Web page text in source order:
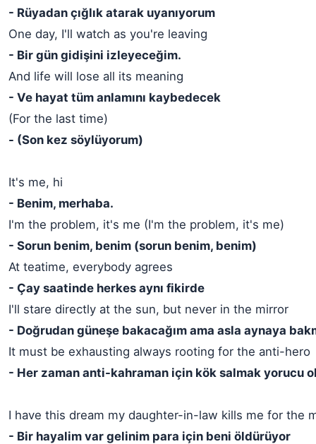
- Rüyadan çığlık atarak uyanıyorum
One day, I'll watch as you're leaving
- Bir gün gidişini izleyeceğim.
And life will lose all its meaning
- Ve hayat tüm anlamını kaybedecek
(For the last time)
- (Son kez söylüyorum)
It's me, hi
- Benim, merhaba.
I'm the problem, it's me (I'm the problem, it's me)
- Sorun benim, benim (sorun benim, benim)
At teatime, everybody agrees
- Çay saatinde herkes aynı fikirde
I'll stare directly at the sun, but never in the mirror
- Doğrudan güneşe bakacağım ama asla aynaya
It must be exhausting always rooting for the anti-hero
- Her zaman anti-kahraman için kök salmak yorucu
I have this dream my daughter-in-law kills me for the
- Bir hayalim var gelinim para için beni öldürüyor